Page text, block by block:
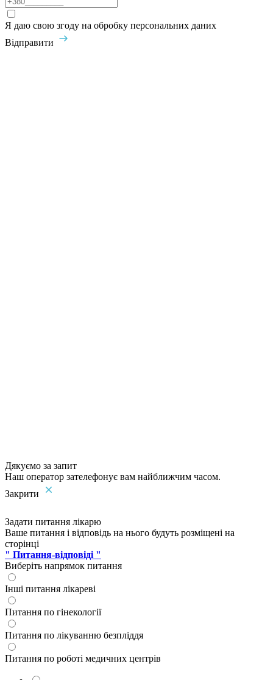
Я даю свою згоду на обробку персональних даних
Відправити
Дякуємо за запит
Наш оператор зателефонує вам найближчим часом.
Закрити
Задати питання лікарю
Ваше питання і відповідь на нього будуть розміщені на
сторінці
" Питання-відповіді "
Виберіть напрямок питання
Інші питання лікареві
Питання по гінекології
Питання по лікуванню безпліддя
Питання по роботі медичних центрів